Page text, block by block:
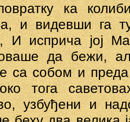
ка
и видевши га
И исприча јој
да бежи,
са собом и
тога
узбуђени и